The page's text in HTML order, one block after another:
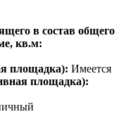
в состав общего
кв.м:
площадка): Имеется
площадка):